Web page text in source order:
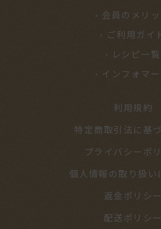
会員のメリッ
ご利用ガイ
レシピ一覧
インフォマー
利用規約
特定商取引法に基
プライバシーポ
個人情報の取り扱い
返金ポリシー
配送ポリシー